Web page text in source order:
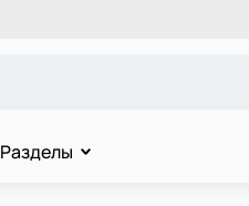
Разделы